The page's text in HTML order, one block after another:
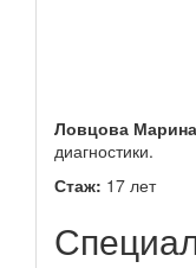
Ловцова
диагностики.
Стаж: 17 лет